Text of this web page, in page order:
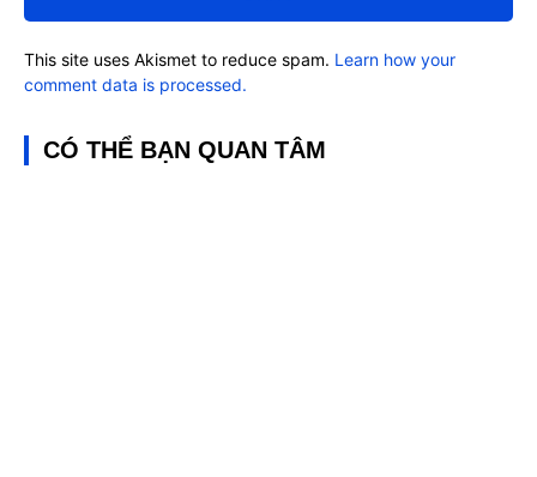
This site uses Akismet to reduce spam. Learn how your
comment data is processed.
CÓ THỂ BẠN QUAN TÂM